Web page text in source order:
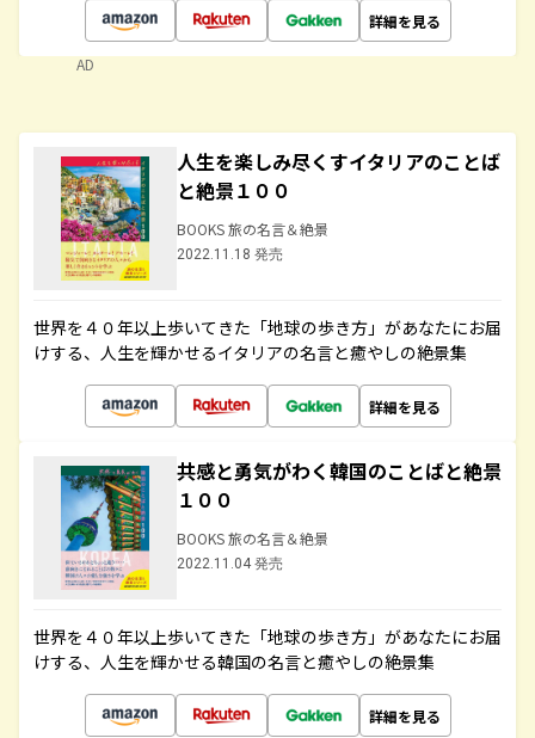
詳細を見る
AD
人生を楽しみ尽くすイタリアのことば
と絶景１００
BOOKS 旅の名言＆絶景
2022.11.18 発売
世界を４０年以上歩いてきた「地球の歩き方」があなたにお届
けする、人生を輝かせるイタリアの名言と癒やしの絶景集
詳細を見る
共感と勇気がわく韓国のことばと絶景
１００
BOOKS 旅の名言＆絶景
2022.11.04 発売
世界を４０年以上歩いてきた「地球の歩き方」があなたにお届
けする、人生を輝かせる韓国の名言と癒やしの絶景集
詳細を見る